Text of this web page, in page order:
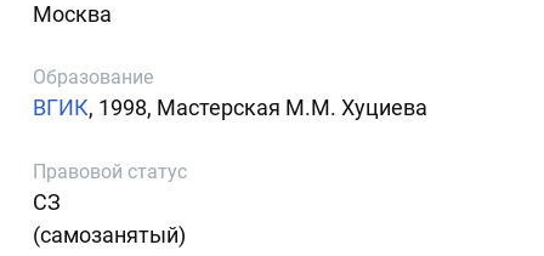
Москва
Образование
ВГИК, 1998, Мастерская М.М. Хуциева
Правовой статус
СЗ
(самозанятый)